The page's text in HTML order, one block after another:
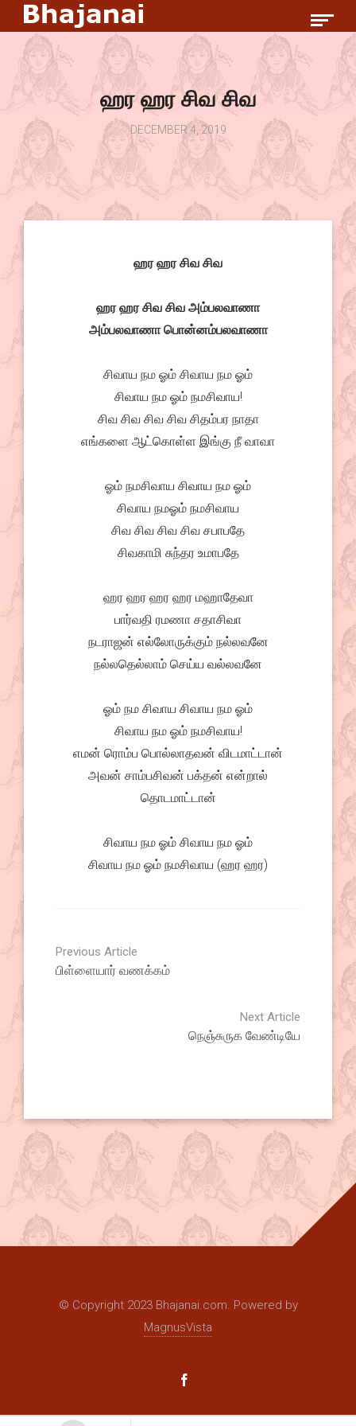
ஹர ஹர சிவ சிவ
DECEMBER 4, 2019
ஹர ஹர சிவ சிவ
ஹர ஹர சிவ சிவ அம்பலவாணா
அம்பலவாணா பொன்னம்பலவாணா
சிவாய நம ஓம் சிவாய நம ஓம்
சிவாய நம ஓம் நமசிவாய!
சிவ சிவ சிவ சிவ சிதம்பர நாதா
எங்களை ஆட்கொள்ள இங்கு நீ வாவா
ஓம் நமசிவாய சிவாய நம ஓம்
சிவாய நமஓம் நமசிவாய
சிவ சிவ சிவ சிவ சபாபதே
சிவகாமி சுந்தர உமாபதே
ஹர ஹர ஹர ஹர மஹாதேவா
பார்வதி ரமணா சதாசிவா
நடராஜன் எல்லோருக்கும் நல்லவனே
நல்லதெல்லாம் செய்ய வல்லவனே
ஓம் நம சிவாய சிவாய நம ஓம்
சிவாய நம ஓம் நமசிவாய!
எமன் ரொம்ப பொல்லாதவன் விடமாட்டான்
அவன் சாம்பசிவன் பக்தன் என்றால்
தொடமாட்டான்
சிவாய நம ஓம் சிவாய நம ஓம்
சிவாய நம ஓம் நமசிவாய (ஹர ஹர)
Previous Article
பிள்ளையார் வணக்கம்
Next Article
நெஞ்சுருக வேண்டியே
© Copyright 2023 Bhajanai.com. Powered by
MagnusVista